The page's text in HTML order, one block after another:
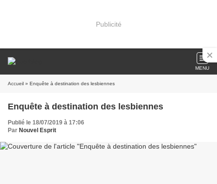
Publicité
MENU
Accueil » Enquête à destination des lesbiennes
Enquête à destination des lesbiennes
Publié le 18/07/2019 à 17:06
Par Nouvel Esprit